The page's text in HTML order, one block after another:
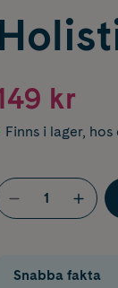
kr
Finns i lager, hos
Snabba fakta